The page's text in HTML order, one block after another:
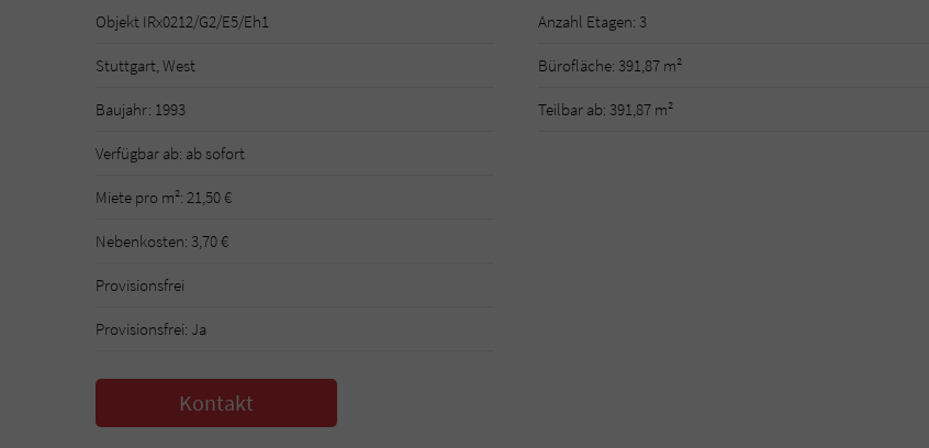
Objekt IRx0212/G2/E5/Eh1
Stuttgart, West
Baujahr: 1993
Verfügbar ab: ab sofort
Miete pro m²: 21,50 €
Nebenkosten: 3,70 €
Provisionsfrei
Provisionsfrei: Ja
Kontakt
Anzahl Etagen: 3
Bürofläche: 391,87 m²
Teilbar ab: 391,87 m²